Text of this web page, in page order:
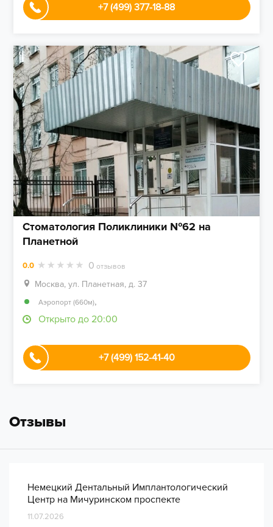
+7 (499) 377-18-88
Стоматология Поликлиники №62 на
Планетной
0.0 0 отзывов
Москва, ул. Планетная, д. 37
Аэропорт (660м),
Открыто до 20:00
+7 (499) 152-41-40
Отзывы
Немецкий Дентальный Имплантологический
Центр на Мичуринском проспекте
11.07.2026